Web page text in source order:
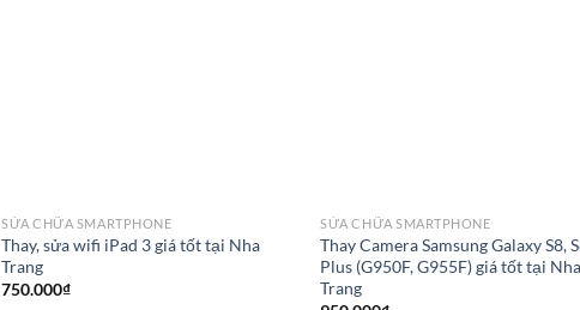
SỬA CHỮA SMARTPHONE
Thay, sửa wifi iPad 3 giá tốt tại Nha
Trang
750.000₫
SỬA CHỮA SMARTPHONE
Thay Camera Samsung Galaxy S8,
Plus (G950F, G955F) giá tốt tại Nha
Trang